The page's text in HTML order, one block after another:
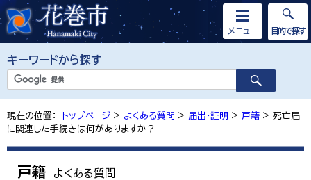
キーワードから探す
メニュー 目的で探す
現在の位置： トップページ > よくある質問 > 届出・証明 > 戸籍 > 死亡届
に関連した手続きは何がありますか？
戸籍 よくある質問